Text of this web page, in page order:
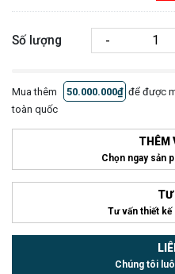
Số lượng -
Mua thêm 50.000.000₫ để được
toàn quốc
THÊM
Chọn ngay sản
TƯ
Tư vấn thiết
Chúng tôi